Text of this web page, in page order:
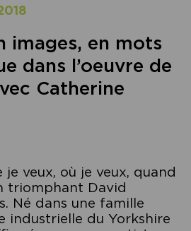
images, en mots
dans l’oeuvre de
Catherine
je veux, où je veux, quand
triomphant David
Né dans une famille
industrielle du Yorkshire